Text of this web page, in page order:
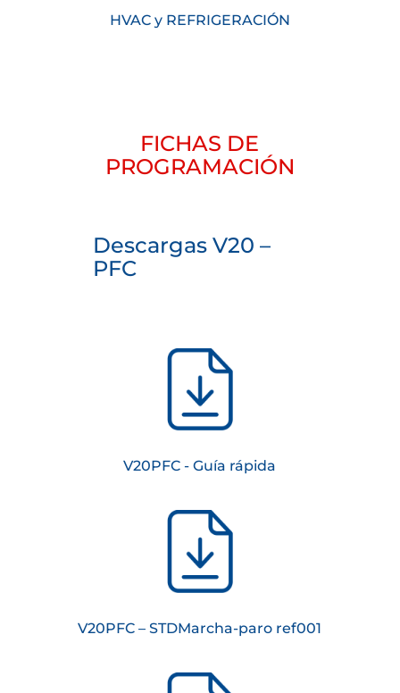
HVAC y REFRIGERACIÓN
FICHAS DE
PROGRAMACIÓN
Descargas V20 –
PFC
V20PFC - Guía rápida
V20PFC – STDMarcha-paro ref001